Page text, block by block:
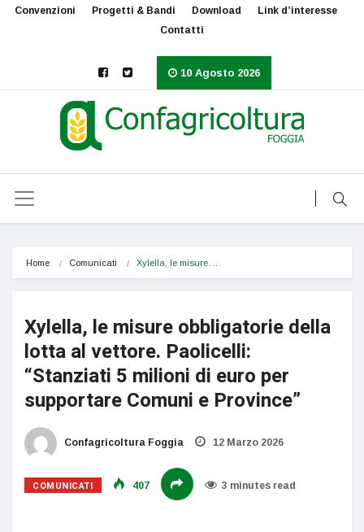
Convenzioni Progetti & Bandi Download
Link d’interesse
Contatti
10 Agosto 2026
Home Comunicati Xylella, le misure…
Xylella, le misure obbligatorie della
lotta al vettore. Paolicelli:
“Stanziati 5 milioni di euro per
supportare Comuni e Province”
Confagricoltura Foggia 12 Marzo 2026
COMUNICATI 407 3 minutes read